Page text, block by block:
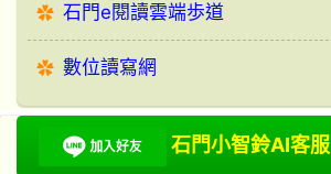
石門e閱讀雲端歩道
數位讀寫網
石門小智鈴AI客服